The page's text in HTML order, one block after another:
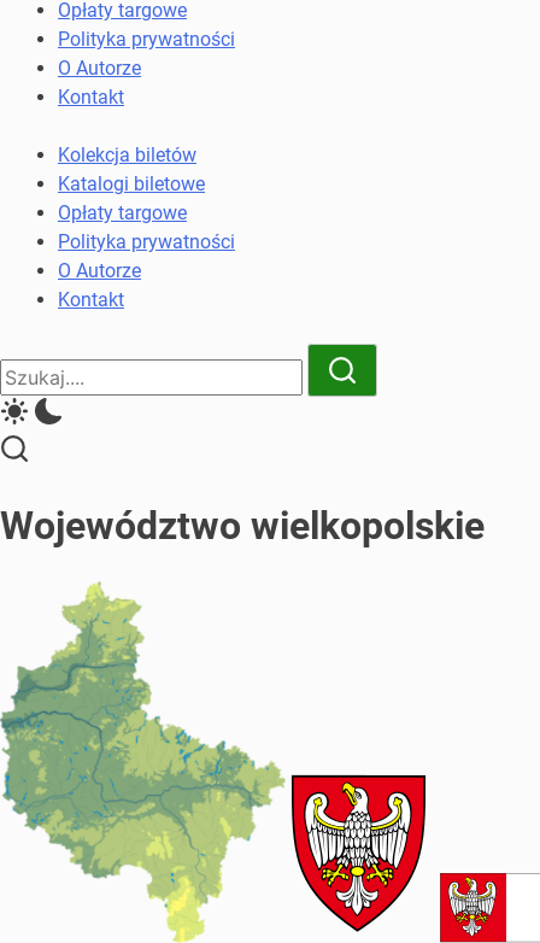
komunikacji
miejskiej
kolejowych
Opłaty targowe
Polityka prywatności
O Autorze
Kontakt
Kolekcja biletów
Katalogi biletowe
Opłaty targowe
Polityka prywatności
O Autorze
Kontakt
Close
Search
Search
Województwo wielkopolskie